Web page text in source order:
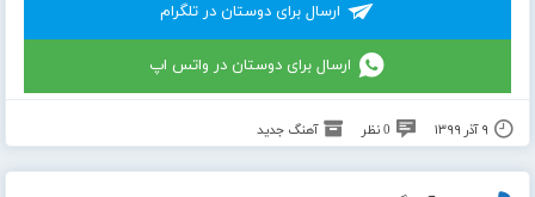
ارسال برای دوستان در تلگرام
ارسال برای دوستان در واتس اپ
۹ آذر ۱۳۹۹ 0 نظر آهنگ جدید